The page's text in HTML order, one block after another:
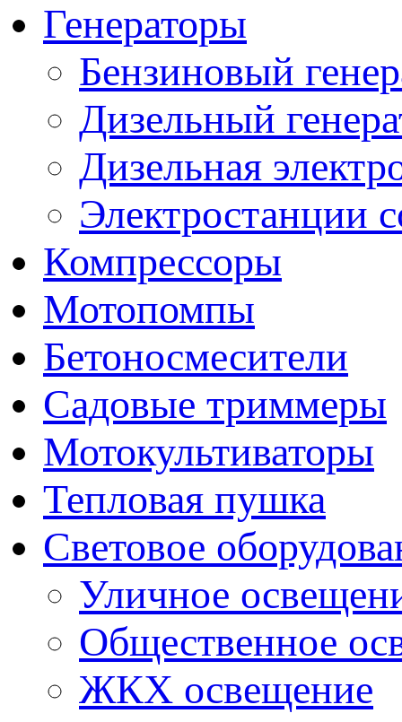
Генераторы
Бензиновый
Дизельный
Дизельная
Электростанции
Компрессоры
Мотопомпы
Бетоносмесители
Садовые триммеры
Мотокультиваторы
Тепловая пушка
Световое
Уличное
Общественное
ЖКХ освещение